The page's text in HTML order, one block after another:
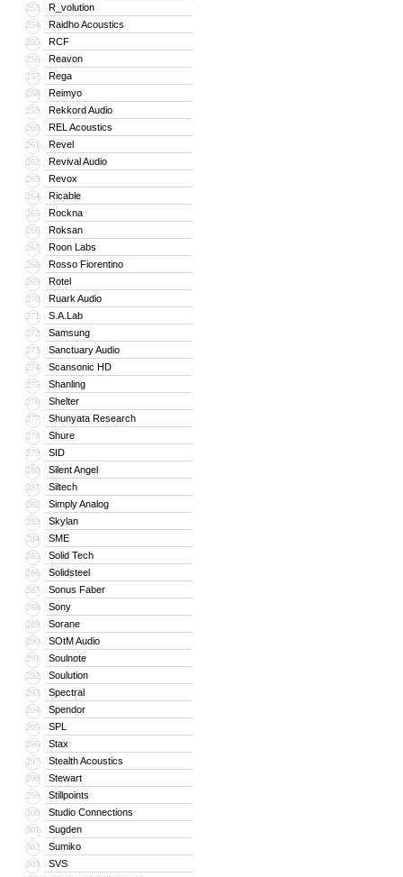
253 R_volution
254 Raidho Acoustics
255 RCF
256 Reavon
257 Rega
258 Reimyo
259 Rekkord Audio
260 REL Acoustics
261 Revel
262 Revival Audio
263 Revox
264 Ricable
265 Rockna
266 Roksan
267 Roon Labs
268 Rosso Fiorentino
269 Rotel
270 Ruark Audio
271 S.A.Lab
272 Samsung
273 Sanctuary Audio
274 Scansonic HD
275 Shanling
276 Shelter
277 Shunyata Research
278 Shure
279 SID
280 Silent Angel
281 Siltech
282 Simply Analog
283 Skylan
284 SME
285 Solid Tech
286 Solidsteel
287 Sonus Faber
288 Sony
289 Sorane
290 SOtM Audio
291 Soulnote
292 Soulution
293 Spectral
294 Spendor
295 SPL
296 Stax
297 Stealth Acoustics
298 Stewart
299 Stillpoints
300 Studio Connections
301 Sugden
302 Sumiko
303 SVS